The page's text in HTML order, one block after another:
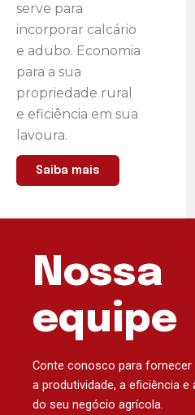
serve para
incorporar calcário
e adubo. Economia
para a sua
propriedade rural
e eficiência em sua
lavoura.
Saiba mais
Nossa
equipe
Conte conosco para
a produtividade, a eficiência e
do seu negócio agrícola.